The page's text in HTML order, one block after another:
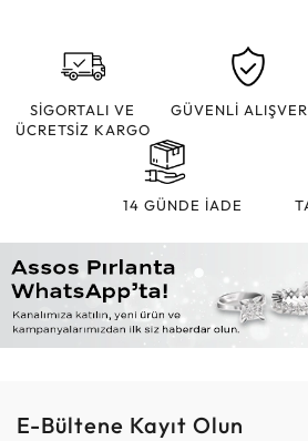
SİGORTALI VE
ÜCRETSİZ KARGO
GÜVENLİ
14 GÜNDE İADE
E-Bültene Kayıt Olun